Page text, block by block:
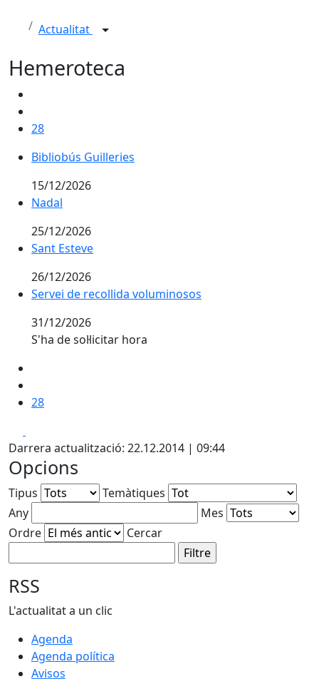
Actualitat
Hemeroteca
28
Bibliobús Guilleries
15/12/2026
Nadal
25/12/2026
Sant Esteve
26/12/2026
Servei de recollida voluminosos
31/12/2026
S'ha de sol·licitar hora
28
Darrera actualització: 22.12.2014 | 09:44
Opcions
Tipus
Temàtiques
Any
Mes
Ordre
Cercar
RSS
L'actualitat a un clic
Agenda
Agenda política
Avisos